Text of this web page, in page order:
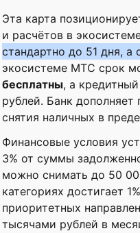
Эта карта
и расчётов в
стандартно до 51 дня, а
экосистеме МТС срок
бесплатны, а
рублей. Банк
снятия наличных в
Финансовые условия
3% от суммы
можно снимать до 50
категориях достигает
приоритетных
тысячами рублей в